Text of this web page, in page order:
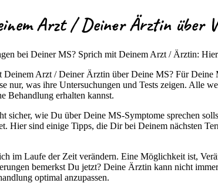
Arzt / Deiner Ärztin über
bei Deiner MS? Sprich mit Deinem Arzt / Ärztin:
Arzt / Deiner Ärztin über Deine MS? Für
nur, was ihre Untersuchungen und Tests zeigen. Alle
Behandlung erhalten kannst.
sicher, wie Du über Deine MS-Symptome sprechen
Hier sind einige Tipps, die Dir bei Deinem nächsten
im Laufe der Zeit verändern. Eine Möglichkeit ist,
bemerkst Du jetzt? Deine Ärztin kann nicht
optimal anzupassen.